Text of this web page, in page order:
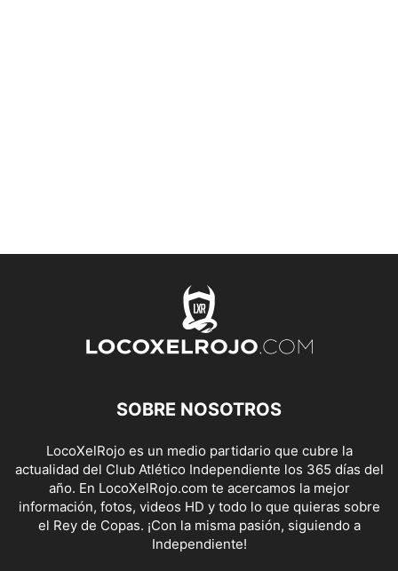
SOBRE NOSOTROS
LocoXelRojo es un medio partidario que cubre la
actualidad del Club Atlético Independiente los 365 días del
año. En LocoXelRojo.com te acercamos la mejor
información, fotos, videos HD y todo lo que quieras sobre
el Rey de Copas. ¡Con la misma pasión, siguiendo a
Independiente!